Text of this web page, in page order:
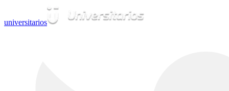
universitarios